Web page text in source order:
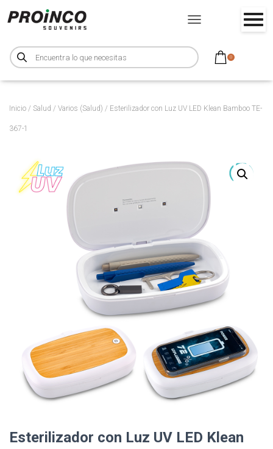
B
ú
s
u
d
r
0
CAMBIAR MODO DE
Inicio / Salud / Varios (Salud) / Esterilizador con Luz UV LED Klean Bamboo TE-
367-1
Esterilizador con Luz UV LED Klean